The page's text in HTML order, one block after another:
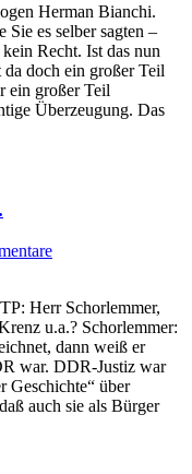
Herman Bianchi.
es selber sagten –
Recht. Ist das nun
doch ein großer Teil
ein großer Teil
Überzeugung. Das
Herr Schorlemmer,
u.a.? Schorlemmer:
dann weiß er
war. DDR-Justiz war
Geschichte“ über
auch sie als Bürger